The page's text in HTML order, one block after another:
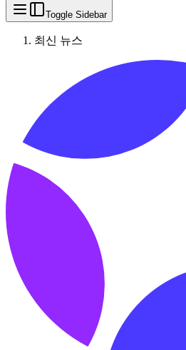
Toggle Sidebar
최신 뉴스